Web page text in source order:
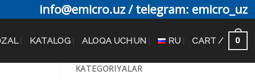
info@emicro.uz / telegram: emicro_uz
KATALOG ALOQA UCHUN RU CART / 0
KATEGORIYALAR